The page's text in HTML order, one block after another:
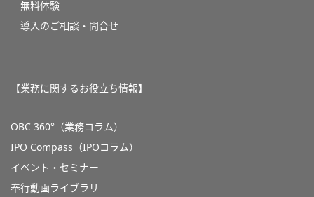
無料体験
導入のご相談・問合せ
【業務に関するお役立ち情報】
OBC 360°（業務コラム）
IPO Compass（IPOコラム）
イベント・セミナー
奉行動画ライブラリ